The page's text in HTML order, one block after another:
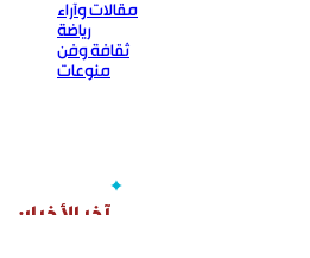
مقالات وآراء
رياضة
ثقافة وفن
منوعات